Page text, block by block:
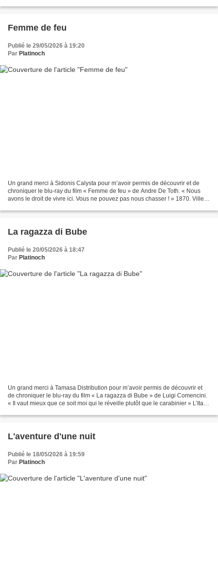
Femme de feu
Publié le 29/05/2026 à 19:20
Par Platinoch
Un grand merci à Sidonis Calysta pour m’avoir permis de découvrir et de
chroniquer le blu-ray du film « Femme de feu » de Andre De Toth. « Nous
avons le droit de vivre ici. Vous ne pouvez pas nous chasser ! » 1870. Ville
La ragazza di Bube
Publié le 20/05/2026 à 18:47
Par Platinoch
Un grand merci à Tamasa Distribution pour m’avoir permis de découvrir et
de chroniquer le blu-ray du film « La ragazza di Bube » de Luigi Comencini.
« Il vaut mieux que ce soit moi qui le réveille plutôt que le carabinier » L’Italie
L'aventure d'une nuit
Publié le 18/05/2026 à 19:59
Par Platinoch